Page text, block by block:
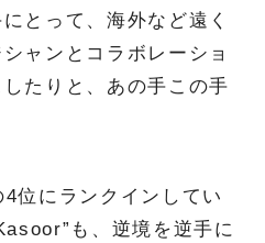
とって、海外など遠く
ャンとコラボレーショ
たりと、あの手この手
位にランクインしてい
も、逆境を逆手に